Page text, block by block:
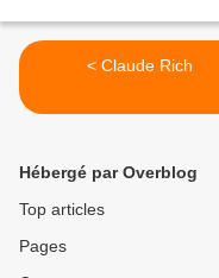
< Claude Rich
Hébergé par Overblog
Top articles
Pages